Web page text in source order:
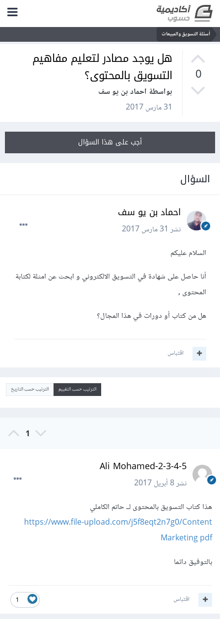
أسئلة التسويق والمبيعات
0
هل يوجد مصادر لتعليم مفاهيم
التسويق بالمحتوى؟
بواسطة احماد بن يو سف
31 مارس 2017
أجب على هذا السؤال
السؤال
احماد بن يو سف
نشر31 مارس 2017
السلام عليكم
أنا حاصل على شهادة في التسويق الالكتروني و ابحث عن امثلة لكتابة
المحتوى ,
هل من كتاب أو دورات في هذا المجال؟
اقتباس
الترتيب حسب التقييم الترتيب حسب التاريخ
1
Ali Mohamed-2-3-4-5
نشر8 أبريل 2017
هذا كتاب التسويق بالمحتوى لــ حاتم الكاملي
https://www.file-upload.com/j5f8eqt2n7g0/Content
Marketing pdf
بالتوفيق دائما
1 اقتباس